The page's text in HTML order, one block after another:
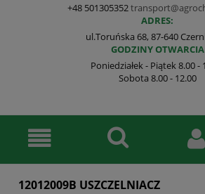
+48 501305352
ADRES:
ul.Toruńska 68, 87-640
GODZINY OTWARCIA
Poniedziałek - Piątek 8.00 -
Sobota 8.00 - 12.00
12012009B USZCZELNIACZ